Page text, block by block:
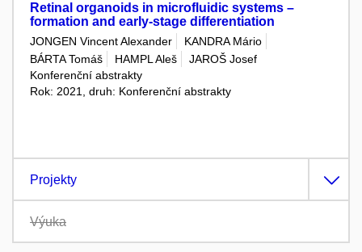
Retinal organoids in microfluidic systems –
formation and early-stage differentiation
JONGEN Vincent Alexander
KANDRA Mário
BÁRTA Tomáš
HAMPL Aleš
JAROŠ Josef
Konferenční abstrakty
Rok: 2021, druh: Konferenční abstrakty
Projekty
Výuka